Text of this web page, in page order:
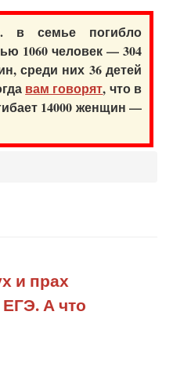
в семье погибло
1060 человек — 304
среди них 36 детей
вам говорят, что в
14000 женщин —
и прах
А что